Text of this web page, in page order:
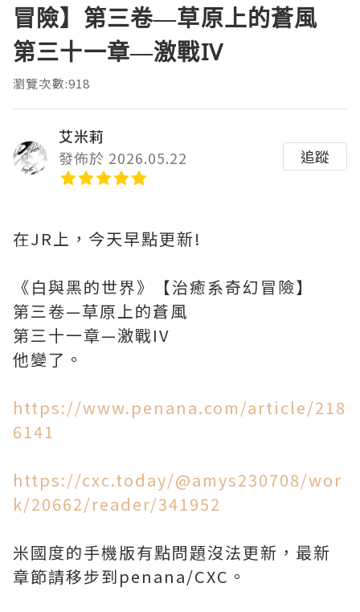
冒險】第三卷—草原上的蒼風
第三十一章—激戰IV
瀏覽次數:918
艾米莉
發佈於 2026.05.22
追蹤
在JR上，今天早點更新!
《白與黑的世界》【治癒系奇幻冒險】
第三卷—草原上的蒼風
第三十一章—激戰IV
他變了。
https://www.penana.com/article/218
6141
https://cxc.today/@amys230708/wor
k/20662/reader/341952
米國度的手機版有點問題沒法更新，最新
章節請移步到penana/CXC。